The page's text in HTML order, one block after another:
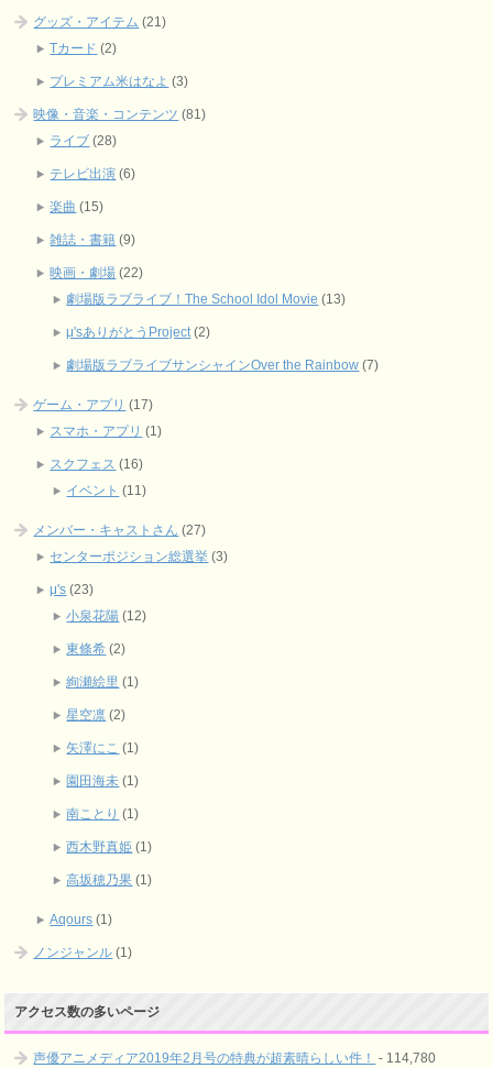
グッズ・アイテム (21)
Tカード (2)
プレミアム米はなよ (3)
映像・音楽・コンテンツ (81)
ライブ (28)
テレビ出演 (6)
楽曲 (15)
雑誌・書籍 (9)
映画・劇場 (22)
劇場版ラブライブ！The School Idol Movie (13)
μ'sありがとうProject (2)
劇場版ラブライブサンシャインOver the Rainbow (7)
ゲーム・アプリ (17)
スマホ・アプリ (1)
スクフェス (16)
イベント (11)
メンバー・キャストさん (27)
センターポジション総選挙 (3)
μ's (23)
小泉花陽 (12)
東條希 (2)
絢瀬絵里 (1)
星空凛 (2)
矢澤にこ (1)
園田海未 (1)
南ことり (1)
西木野真姫 (1)
高坂穂乃果 (1)
Aqours (1)
ノンジャンル (1)
アクセス数の多いページ
声優アニメディア2019年2月号の特典が超素晴らしい件！ - 114,780